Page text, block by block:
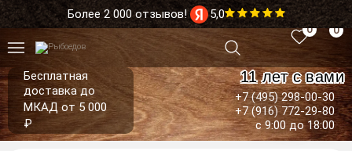
Более 2 000 отзывов! 5,0
Бесплатная
доставка до
МКАД от 5 000
₽
11 лет с вами
+7 (495) 298-00-30
+7 (916) 772-29-80
с 9:00 до 18:00
0 0